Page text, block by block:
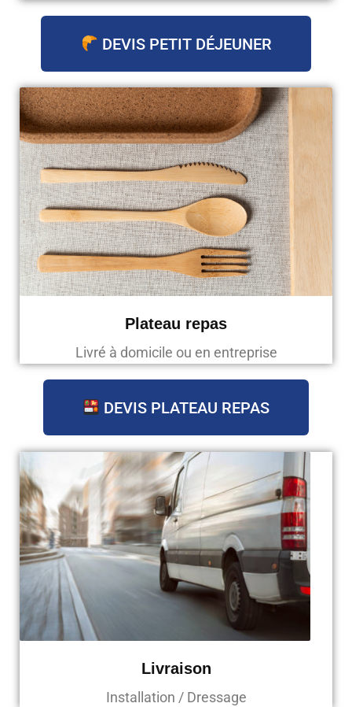
DEVIS PETIT DÉJEUNER
Plateau repas
Livré à domicile ou en entreprise
DEVIS PLATEAU REPAS
Livraison
Installation / Dressage